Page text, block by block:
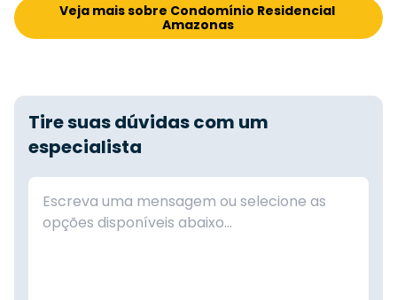
Veja mais sobre Condomínio Residencial
Amazonas
Tire suas dúvidas com um
especialista